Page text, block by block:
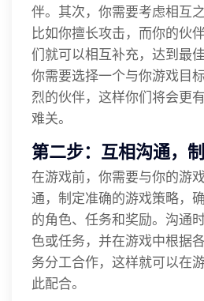
伴。其次，你需要考虑相互
比如你擅长攻击，而你的伙
们就可以相互补充，达到最
你需要选择一个与你游戏目
烈的伙伴，这样你们将会更
难关。
第二步：互相沟通，
在游戏前，你需要与你的游
通，制定准确的游戏策略，
的角色、任务和奖励。沟通
色或任务，并在游戏中根据
务分工合作，这样就可以在
此配合。